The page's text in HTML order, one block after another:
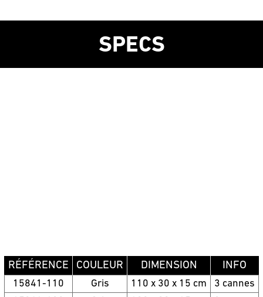
SPECS
RÉFÉRENCE COULEUR DIMENSION INFO
15841-110 Gris 110 x 30 x 15 cm
3 cannes